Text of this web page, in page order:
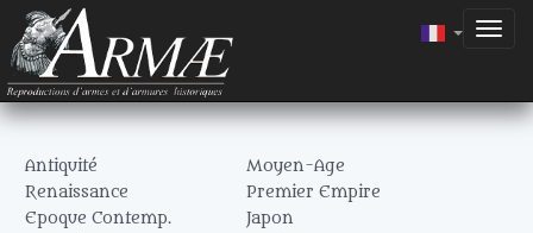
Antiquité
Moyen-Age
Renaissance
Premier Empire
Epoque Contemp.
Japon